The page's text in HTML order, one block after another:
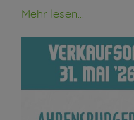
Mehr lesen...